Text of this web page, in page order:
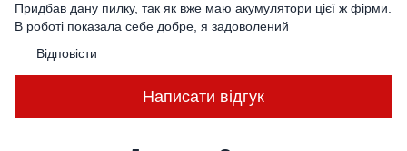
Придбав дану пилку, так як вже маю акумулятори цієї ж фірми.
В роботі показала себе добре, я задоволений
Відповісти
Написати відгук